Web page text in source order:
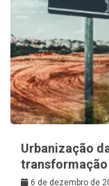
Urbanização
6 de dezembro de